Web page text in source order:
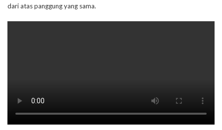
dari atas panggung yang sama.